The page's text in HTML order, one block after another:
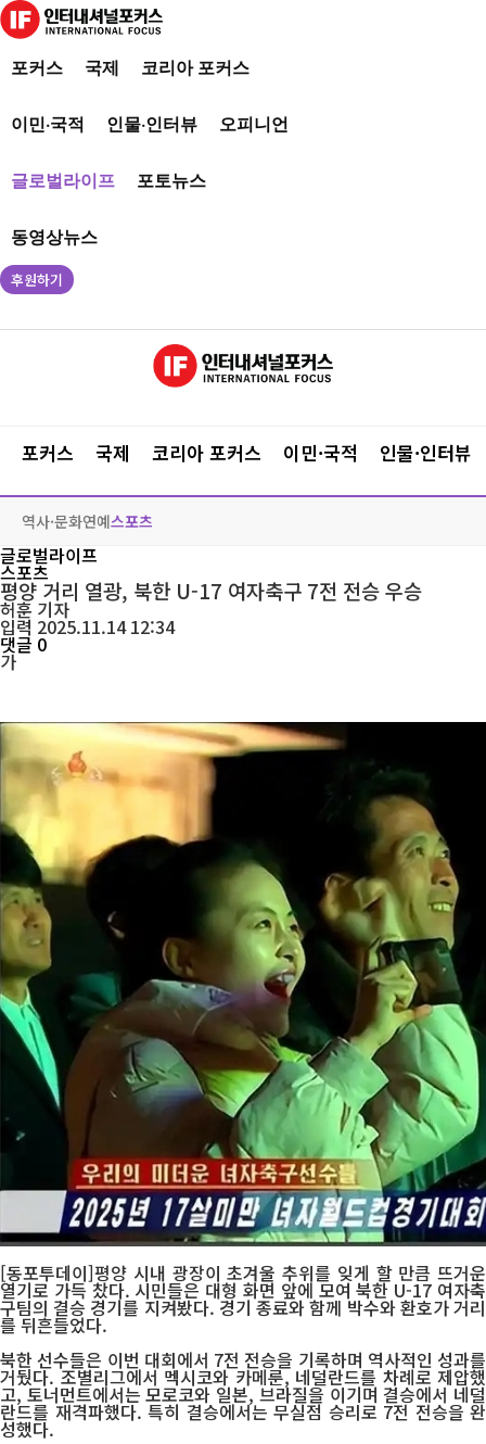
포커스 국제 코리아 포커스
이민·국적 인물·인터뷰 오피니언
글로벌라이프 포토뉴스
동영상뉴스
후원하기
포커스 국제 코리아 포커스 이민·국적 인물·인터뷰
역사·문화연예스포츠
글로벌라이프
스포츠
평양 거리 열광, 북한 U-17 여자축구 7전 전승 우승
허훈 기자
입력 2025.11.14 12:34
댓글 0
가
[동포투데이]평양 시내 광장이 초겨울 추위를 잊게 할 만큼 뜨거운
열기로 가득 찼다. 시민들은 대형 화면 앞에 모여 북한 U-17 여자축
구팀의 결승 경기를 지켜봤다. 경기 종료와 함께 박수와 환호가 거리
를 뒤흔들었다.
북한 선수들은 이번 대회에서 7전 전승을 기록하며 역사적인 성과를
거뒀다. 조별리그에서 멕시코와 카메룬, 네덜란드를 차례로 제압했
고, 토너먼트에서는 모로코와 일본, 브라질을 이기며 결승에서 네덜
란드를 재격파했다. 특히 결승에서는 무실점 승리로 7전 전승을 완
성했다.